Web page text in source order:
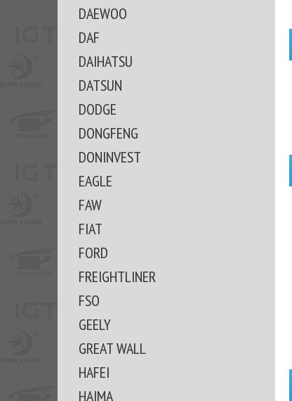
DAEWOO
DAF
DAIHATSU
DATSUN
DODGE
DONGFENG
DONINVEST
EAGLE
FAW
FIAT
FORD
FREIGHTLINER
FSO
GEELY
GREAT WALL
HAFEI
HAIMA